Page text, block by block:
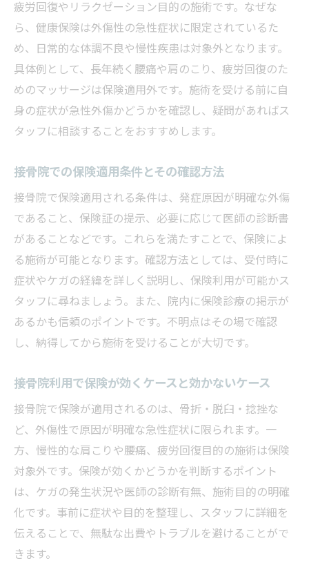
疲労回復やリラクゼーション目的の施術です。なぜな
ら、健康保険は外傷性の急性症状に限定されているた
め、日常的な体調不良や慢性疾患は対象外となります。
具体例として、長年続く腰痛や肩のこり、疲労回復のた
めのマッサージは保険適用外です。施術を受ける前に自
身の症状が急性外傷かどうかを確認し、疑問があればス
タッフに相談することをおすすめします。
接骨院での保険適用条件とその確認方法
接骨院で保険適用される条件は、発症原因が明確な外傷
であること、保険証の提示、必要に応じて医師の診断書
があることなどです。これらを満たすことで、保険によ
る施術が可能となります。確認方法としては、受付時に
症状やケガの経緯を詳しく説明し、保険利用が可能かス
タッフに尋ねましょう。また、院内に保険診療の掲示が
あるかも信頼のポイントです。不明点はその場で確認
し、納得してから施術を受けることが大切です。
接骨院利用で保険が効くケースと効かないケース
接骨院で保険が適用されるのは、骨折・脱臼・捻挫な
ど、外傷性で原因が明確な急性症状に限られます。一
方、慢性的な肩こりや腰痛、疲労回復目的の施術は保険
対象外です。保険が効くかどうかを判断するポイント
は、ケガの発生状況や医師の診断有無、施術目的の明確
化です。事前に症状や目的を整理し、スタッフに詳細を
伝えることで、無駄な出費やトラブルを避けることがで
きます。